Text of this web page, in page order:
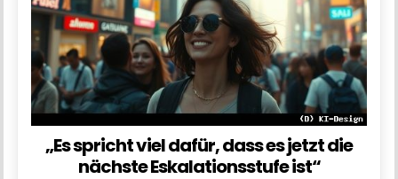
„Es spricht viel dafür, dass es jetzt die
nächste Eskalationsstufe ist“